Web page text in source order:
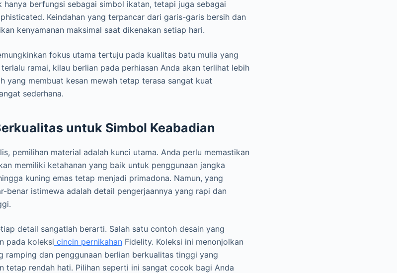
hanya berfungsi sebagai simbol ikatan, tetapi juga sebagai
Keindahan yang terpancar dari garis-garis bersih dan
kenyamanan maksimal saat dikenakan setiap hari.
fokus utama tertuju pada kualitas batu mulia yang
ramai, kilau berlian pada perhiasan Anda akan terlihat lebih
yang membuat kesan mewah tetap terasa sangat kuat
sederhana.
untuk Simbol Keabadian
pemilihan material adalah kunci utama. Anda perlu memastikan
memiliki ketahanan yang baik untuk penggunaan jangka
kuning emas tetap menjadi primadona. Namun, yang
benar istimewa adalah detail pengerjaannya yang rapi dan
detail sangatlah berarti. Salah satu contoh desain yang
pada koleksi cincin pernikahan Fidelity. Koleksi ini menonjolkan
ramping dan penggunaan berlian berkualitas tinggi yang
tetap rendah hati. Pilihan seperti ini sangat cocok bagi Anda